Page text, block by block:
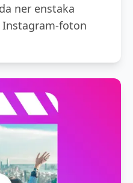
ner enstaka
foton